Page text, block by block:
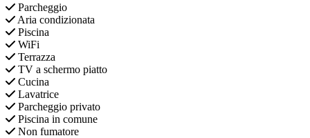
Parcheggio
Aria condizionata
Piscina
WiFi
Terrazza
TV a schermo piatto
Cucina
Lavatrice
Parcheggio privato
Piscina in comune
Non fumatore